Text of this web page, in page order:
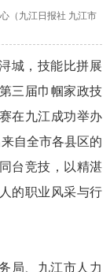
（九江日报社 九江市
城，技能比拼展
三届巾帼家政技
在九江成功举办
自全市各县区的
台竞技，以精湛
的职业风采与行
局、九江市人力